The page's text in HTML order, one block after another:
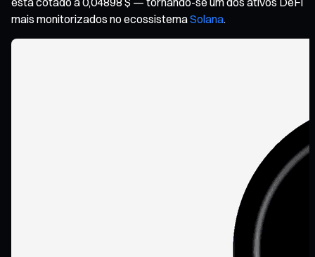
mais monitorizados no ecossistemaSolana.